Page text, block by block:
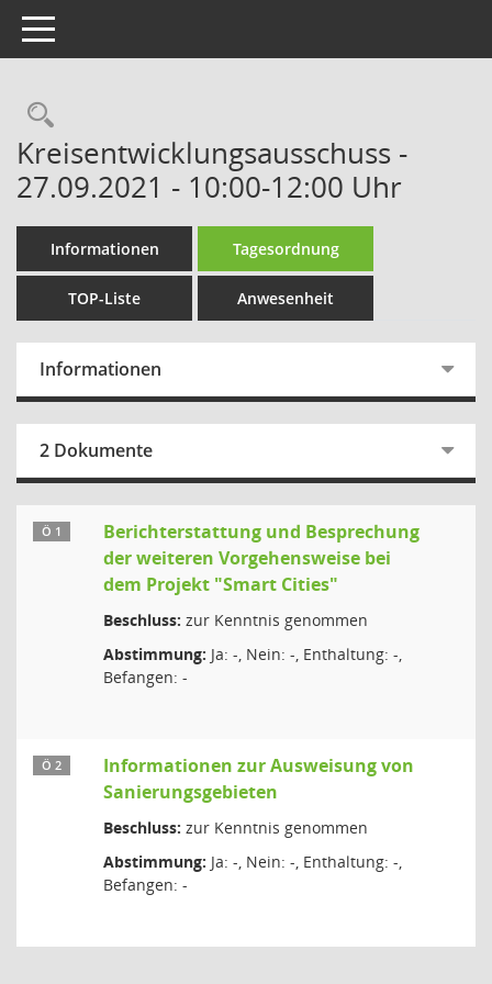
Toggle navigation
Rechercheauswahl
Kreisentwicklungsausschuss -
27.09.2021 - 10:00-12:00 Uhr
Informationen Tagesordnung
TOP-Liste Anwesenheit
Informationen
2 Dokumente
Ö 1
Berichterstattung und Besprechung
der weiteren Vorgehensweise bei
dem Projekt "Smart Cities"
Beschluss: zur Kenntnis genommen
Abstimmung: Ja: -, Nein: -, Enthaltung: -,
Befangen: -
Ö 2
Informationen zur Ausweisung von
Sanierungsgebieten
Beschluss: zur Kenntnis genommen
Abstimmung: Ja: -, Nein: -, Enthaltung: -,
Befangen: -